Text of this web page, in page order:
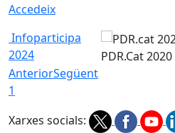
Accedeix
Infoparticipa
2024
PDR.Cat 2020
AnteriorSegüent
1
Xarxes socials: